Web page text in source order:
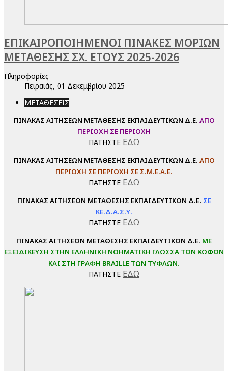
ΕΠΙΚΑΙΡΟΠΟΙΗΜΕΝΟΙ ΠΙΝΑΚΕΣ ΜΟΡΙΩΝ
ΜΕΤΑΘΕΣΗΣ ΣΧ. ΕΤΟΥΣ 2025-2026
Πληροφορίες
Πειραιάς, 01 Δεκεμβρίου 2025
ΜΕΤΑΘΕΣΕΙΣ
ΠΙΝΑΚΑΣ ΑΙΤΗΣΕΩΝ ΜΕΤΑΘΕΣΗΣ ΕΚΠΑΙΔΕΥΤΙΚΩΝ Δ.Ε. ΑΠΟ
ΠΕΡΙΟΧΗ ΣΕ ΠΕΡΙΟΧΗ
ΠΑΤΗΣΤΕ ΕΔΩ
ΠΙΝΑΚΑΣ ΑΙΤΗΣΕΩΝ ΜΕΤΑΘΕΣΗΣ ΕΚΠΑΙΔΕΥΤΙΚΩΝ Δ.Ε. ΑΠΟ
ΠΕΡΙΟΧΗ ΣΕ ΠΕΡΙΟΧΗ ΣΕ Σ.Μ.Ε.Α.Ε.
ΠΑΤΗΣΤΕ ΕΔΩ
ΠΙΝΑΚΑΣ ΑΙΤΗΣΕΩΝ ΜΕΤΑΘΕΣΗΣ ΕΚΠΑΙΔΕΥΤΙΚΩΝ Δ.Ε. ΣΕ
ΚΕ.Δ.Α.Σ.Υ.
ΠΑΤΗΣΤΕ ΕΔΩ
ΠΙΝΑΚΑΣ ΑΙΤΗΣΕΩΝ ΜΕΤΑΘΕΣΗΣ ΕΚΠΑΙΔΕΥΤΙΚΩΝ Δ.Ε. ΜΕ
ΕΞΕΙΔΙΚΕΥΣΗ ΣΤΗΝ ΕΛΛΗΝΙΚΗ ΝΟΗΜΑΤΙΚΗ ΓΛΩΣΣΑ ΤΩΝ ΚΩΦΩΝ
ΚΑΙ ΣΤΗ ΓΡΑΦΗ BRAILLE ΤΩΝ ΤΥΦΛΩΝ.
ΠΑΤΗΣΤΕ ΕΔΩ